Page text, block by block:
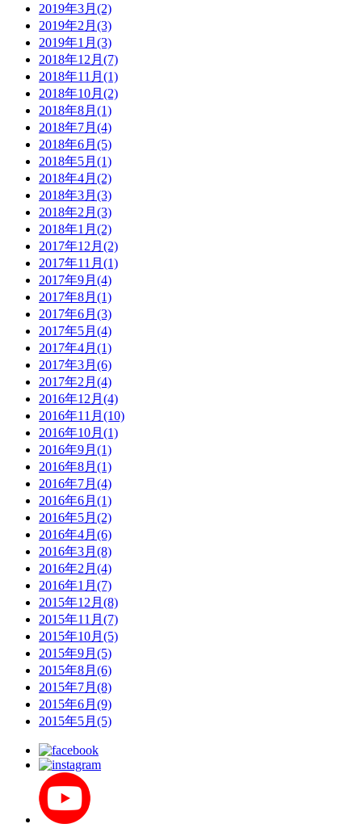
2019年3月(2)
2019年2月(3)
2019年1月(3)
2018年12月(7)
2018年11月(1)
2018年10月(2)
2018年8月(1)
2018年7月(4)
2018年6月(5)
2018年5月(1)
2018年4月(2)
2018年3月(3)
2018年2月(3)
2018年1月(2)
2017年12月(2)
2017年11月(1)
2017年9月(4)
2017年8月(1)
2017年6月(3)
2017年5月(4)
2017年4月(1)
2017年3月(6)
2017年2月(4)
2016年12月(4)
2016年11月(10)
2016年10月(1)
2016年9月(1)
2016年8月(1)
2016年7月(4)
2016年6月(1)
2016年5月(2)
2016年4月(6)
2016年3月(8)
2016年2月(4)
2016年1月(7)
2015年12月(8)
2015年11月(7)
2015年10月(5)
2015年9月(5)
2015年8月(6)
2015年7月(8)
2015年6月(9)
2015年5月(5)